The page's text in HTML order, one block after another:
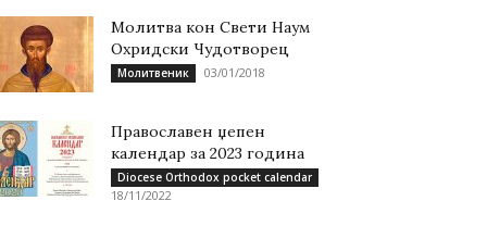
Молитва кон Свети Наум
Охридски Чудотворец
Молитвеник 03/01/2018
Православен џепен
календар за 2023 година
Diocese Orthodox pocket calendar
18/11/2022